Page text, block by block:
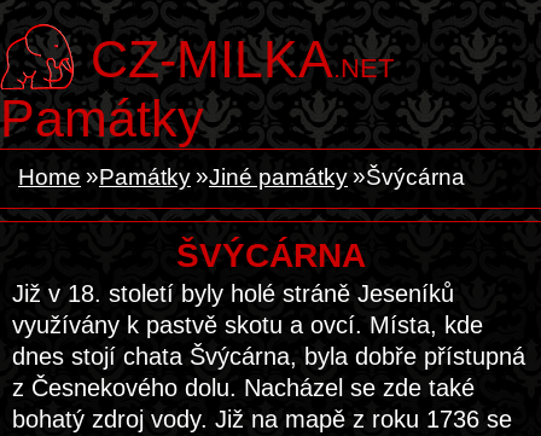
CZ-MILKA.NET
Památky
Home Památky Jiné památky Švýcárna
ŠVÝCÁRNA
Již v 18. století byly holé stráně Jeseníků
využívány k pastvě skotu a ovcí. Místa, kde
dnes stojí chata Švýcárna, byla dobře přístupná
z Česnekového dolu. Nacházel se zde také
bohatý zdroj vody. Již na mapě z roku 1736 se